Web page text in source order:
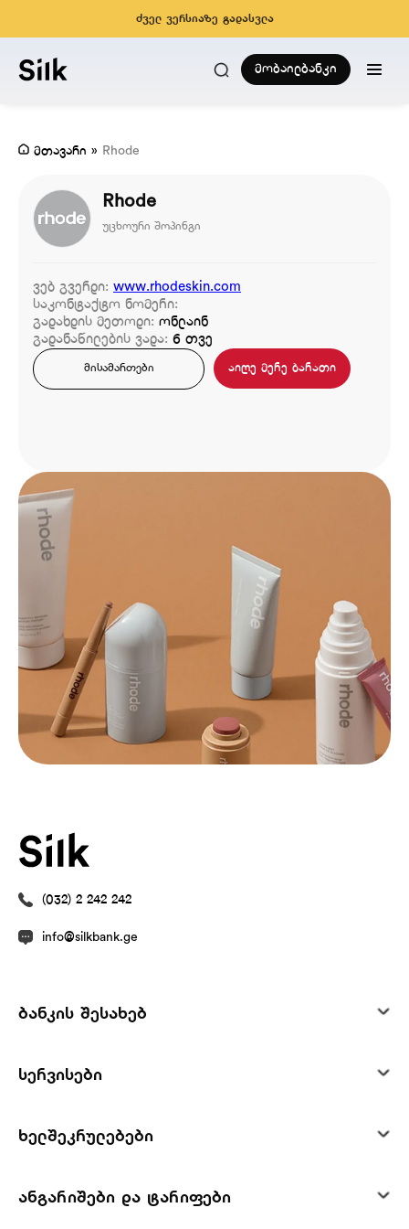
ძველ ვერსიაზე გადასვლა
მობაილბანკი
მთავარი » Rhode
Rhode
უცხოური შოპინგი
ვებ გვერდი: www.rhodeskin.com
საკონტაქტო ნომერი:
გადახდის მეთოდი: ონლაინ
გადანაწილების ვადა: 6 თვე
მისამართები აიღე მერე ბარათი
(032) 2 242 242
info@silkbank.ge
ბანკის შესახებ
სერვისები
ხელშეკრულებები
ანგარიშები და ტარიფები